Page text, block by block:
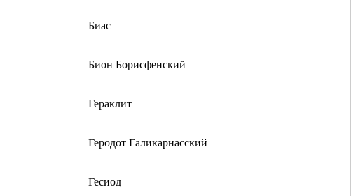
Биас
Бион Борисфенский
Гераклит
Геродот Галикарнасский
Гесиод